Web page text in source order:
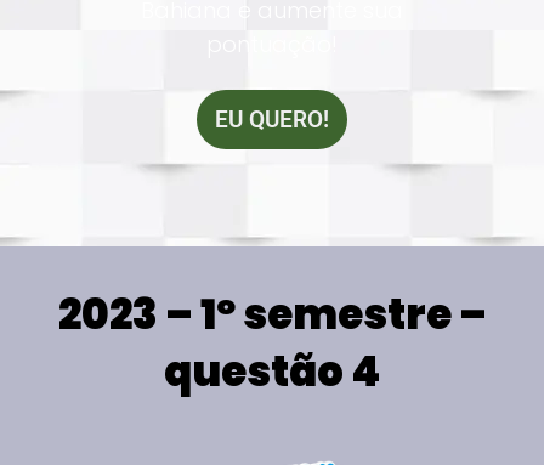
EU QUERO!
2023 – 1º semestre –
questão 4